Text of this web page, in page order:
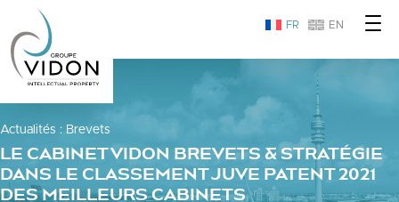
FR EN
Actualités : Brevets
LE CABINET VIDON BREVETS & STRATÉGIE
DANS LE CLASSEMENT JUVE PATENT 2021
DES MEILLEURS CABINETS